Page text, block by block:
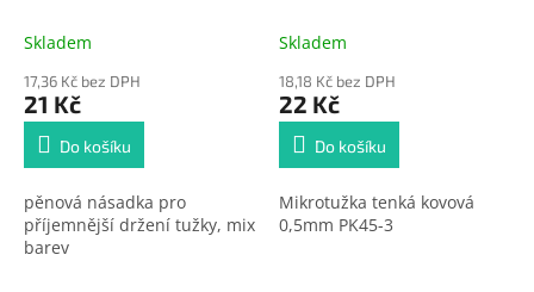
Skladem
17,36 Kč bez DPH
21 Kč
Do košíku
pěnová násadka pro
příjemnější držení tužky, mix
barev
Skladem
18,18 Kč bez DPH
22 Kč
Do košíku
Mikrotužka tenká kovová
0,5mm PK45-3